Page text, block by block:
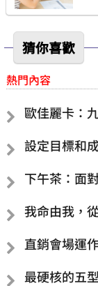
猜你喜歡
熱門內容
歐佳麗卡：
設定目標和
下午茶：面
我命由我，
直銷會場運
最硬核的五